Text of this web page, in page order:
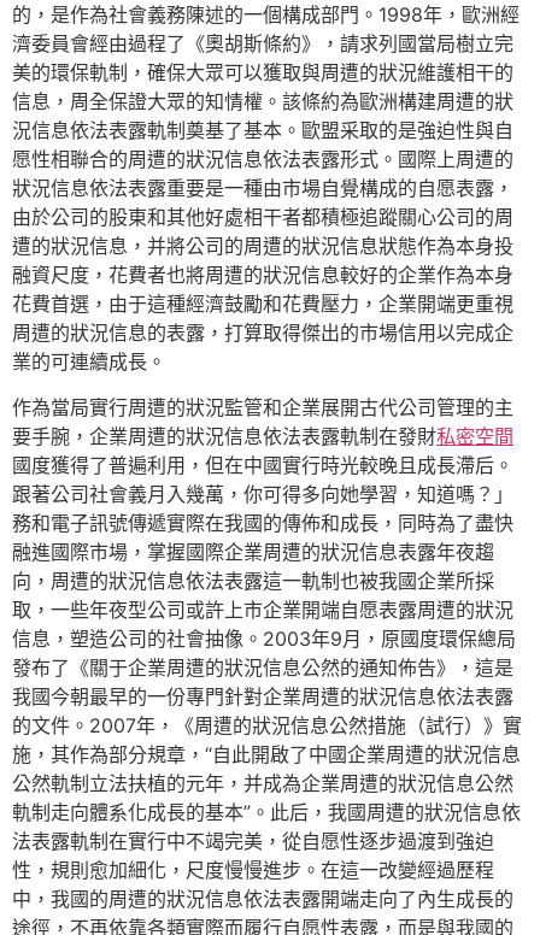
的，是作為社會義務陳述的一個構成部門。1998年，歐洲經
濟委員會經由過程了《奧胡斯條約》，請求列國當局樹立完
美的環保軌制，確保大眾可以獲取與周遭的狀況維護相干的
信息，周全保證大眾的知情權。該條約為歐洲構建周遭的狀
況信息依法表露軌制奠基了基本。歐盟采取的是強迫性與自
愿性相聯合的周遭的狀況信息依法表露形式。國際上周遭的
狀況信息依法表露重要是一種由市場自覺構成的自愿表露，
由於公司的股東和其他好處相干者都積極追蹤關心公司的周
遭的狀況信息，并將公司的周遭的狀況信息狀態作為本身投
融資尺度，花費者也將周遭的狀況信息較好的企業作為本身
花費首選，由于這種經濟鼓勵和花費壓力，企業開端更重視
周遭的狀況信息的表露，打算取得傑出的市場信用以完成企
業的可連續成長。
作為當局實行周遭的狀況監管和企業展開古代公司管理的主
要手腕，企業周遭的狀況信息依法表露軌制在發財私密空間
國度獲得了普遍利用，但在中國實行時光較晚且成長滯后。
跟著公司社會義月入幾萬，你可得多向她學習，知道嗎？」
務和電子訊號傳遞實際在我國的傳佈和成長，同時為了盡快
融進國際市場，掌握國際企業周遭的狀況信息表露年夜趨
向，周遭的狀況信息依法表露這一軌制也被我國企業所採
取，一些年夜型公司或許上市企業開端自愿表露周遭的狀況
信息，塑造公司的社會抽像。2003年9月，原國度環保總局
發布了《關于企業周遭的狀況信息公然的通知佈告》，這是
我國今朝最早的一份專門針對企業周遭的狀況信息依法表露
的文件。2007年，《周遭的狀況信息公然措施（試行）》實
施，其作為部分規章，“自此開啟了中國企業周遭的狀況信息
公然軌制立法扶植的元年，并成為企業周遭的狀況信息公然
軌制走向體系化成長的基本”。此后，我國周遭的狀況信息依
法表露軌制在實行中不竭完美，從自愿性逐步過渡到強迫
性，規則愈加細化，尺度慢慢進步。在這一改變經過歷程
中，我國的周遭的狀況信息依法表露開端走向了內生成長的
途徑，不再依靠各類實際而履行自愿性表露，而是與我國的